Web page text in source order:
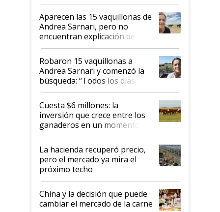
mandato muy claro del gobierno
nacional"
Aparecen las 15 vaquillonas de
Andrea Sarnari, pero no
encuentran explicación de
cómo llegaron allí
Robaron 15 vaquillonas a
Andrea Sarnari y comenzó la
búsqueda: “Todos los días le
toca a algún productor”
Cuesta $6 millones: la
inversión que crece entre los
ganaderos en un momento
histórico para la actividad
La hacienda recuperó precio,
pero el mercado ya mira el
próximo techo
China y la decisión que puede
cambiar el mercado de la carne